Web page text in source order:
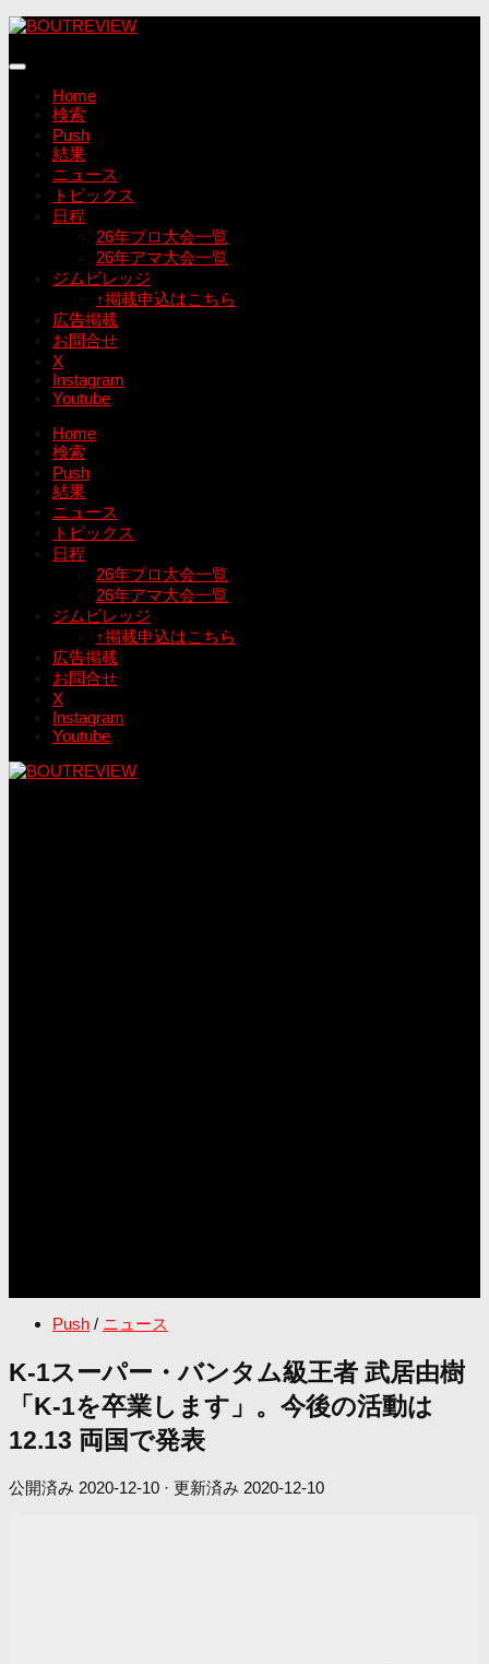
コ
テ
Home
検索
Push
結果
ニュース
トピックス
日程
26年プロ大会一覧
26年アマ大会一覧
ジムビレッジ
↑掲載申込はこちら
広告掲載
お問合せ
X
Instagram
Youtube
Home
検索
Push
結果
ニュース
トピックス
日程
26年プロ大会一覧
26年アマ大会一覧
ジムビレッジ
↑掲載申込はこちら
広告掲載
お問合せ
X
Instagram
Youtube
Push / ニュース
K-1スーパー・バンタム級王者 武居由樹
「K-1を卒業します」。今後の活動は
12.13 両国で発表
公開済み 2020-12-10 · 更新済み 2020-12-10